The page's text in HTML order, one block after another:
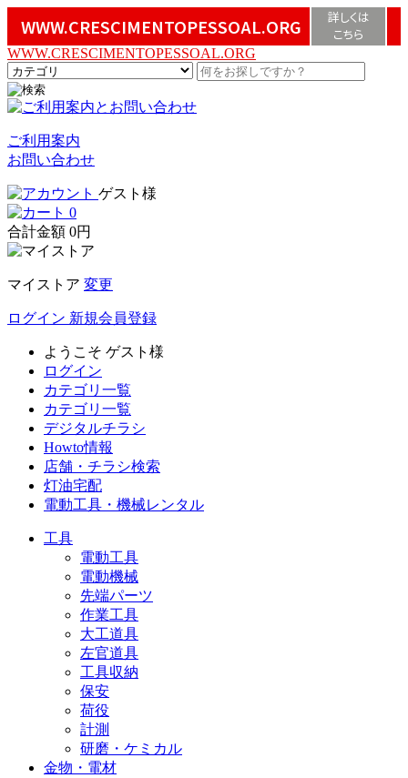
WWW.CRESCIMENTOPESSOAL.ORG
詳しくは
こちら
WWW.CRESCIMENTOPESSOAL.ORG
ご利用案内
お問い合わせ
ゲスト様
0
合計金額 0円
マイストア 変更
ログイン 新規会員登録
ようこそ ゲスト様
ログイン
カテゴリ一覧
カテゴリ一覧
デジタルチラシ
Howto情報
店舗・チラシ検索
灯油宅配
電動工具・機械レンタル
工具
電動工具
電動機械
先端パーツ
作業工具
大工道具
左官道具
工具収納
保安
荷役
計測
研磨・ケミカル
金物・電材